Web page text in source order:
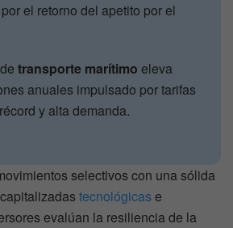
el retorno del apetito por el
transporte marítimo eleva
anuales impulsado por tarifas
y alta demanda.
selectivos con una sólida
tecnológicase
evalúan la resiliencia de la